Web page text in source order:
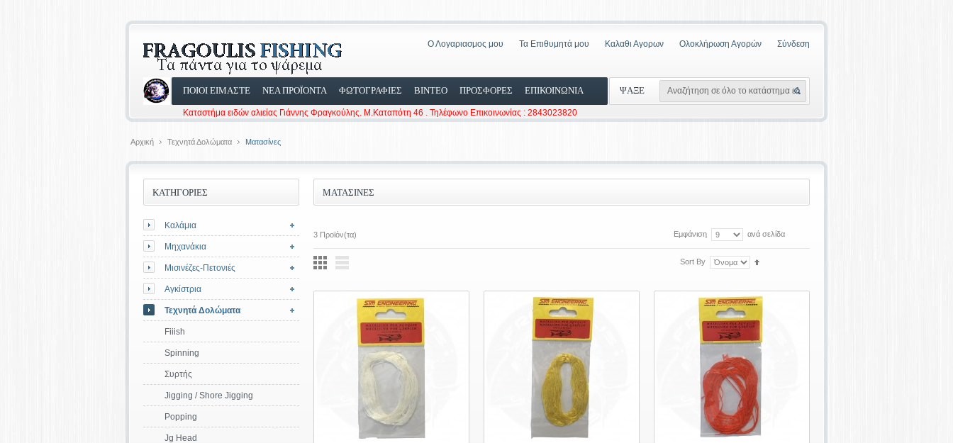
Ο Λογαριασμος μου Τα Επιθυμητά μου Καλαθι Αγορων Ολοκλήρωση Αγορών Σύνδεση
ΨΑΞΕ
ΠΟΙΟΙ ΕΙΜΑΣΤΕ ΝΕΑ ΠΡΟΪΟΝΤΑ ΦΩΤΟΓΡΑΦΙΕΣ ΒΙΝΤΕΟ ΠΡΟΣΦΟΡΕΣ ΕΠΙΚΟΙΝΩΝΙΑ
Καταστήμα ειδών αλιείας Γιάννης Φραγκούλης. Μ.Καταπότη 46 . Τηλέφωνο Επικοινωνίας : 2843023820
Αρχική Τεχνητά Δολώματα Ματασίνες
ΜΑΤΑΣΊΝΕΣ
3 Προϊόν(τα) Εμφάνιση ανά σελίδα
Sort By
ΚΑΤΗΓΟΡΙΕΣ
Καλάμια
Μηχανάκια
Μισινέζες-Πετονιές
Αγκίστρια
Τεχνητά Δολώματα
Fiiish
Spinning
Συρτής
Jigging / Shore Jigging
Popping
Jg Head